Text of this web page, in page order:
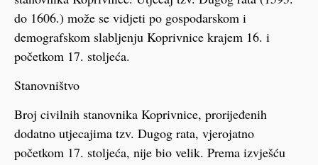
do 1606.) može se vidjeti po gospodarskom i
demografskom slabljenju Koprivnice krajem 16. i
početkom 17. stoljeća.
Stanovništvo
Broj civilnih stanovnika Koprivnice, prorijeđenih
dodatno utjecajima tzv. Dugog rata, vjerojatno
početkom 17. stoljeća, nije bio velik. Prema izvješću